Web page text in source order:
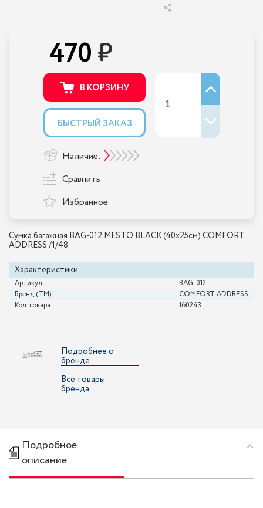
Сумка багажная BAG-012 MESTO BLACK (40х25см) COMFORT
ADDRESS /1/48
Характеристики
Артикул:
BAG-012
Бренд (ТМ):
COMFORT ADDRESS
Код товара:
160243
470
В КОРЗИНУ
БЫСТРЫЙ ЗАКАЗ
Наличие:
Сравнить
Избранное
Подробнее о
бренде
Все товары
бренда
Подробное
описание